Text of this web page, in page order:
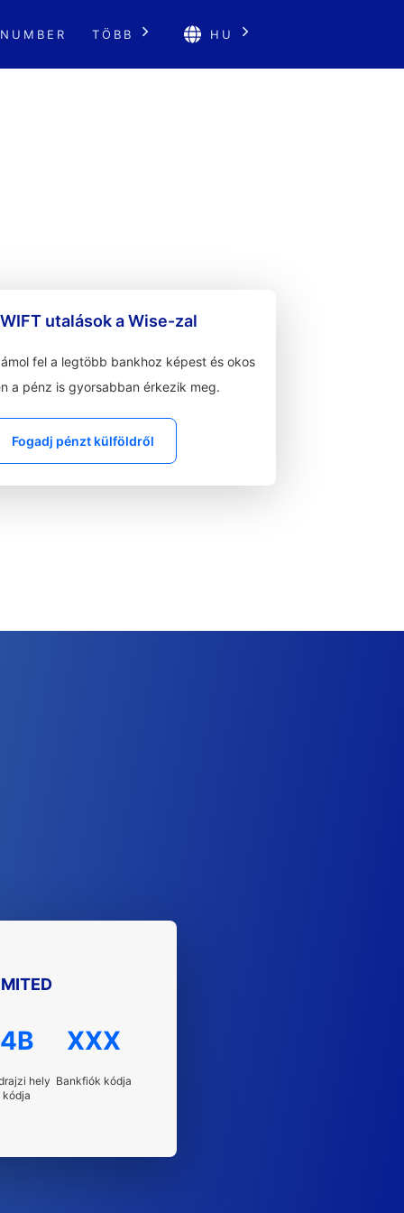
TÖBB HU
utalások a Wise-zal
fel a legtöbb bankhoz képest és okos
a pénz is gyorsabban érkezik meg.
Fogadj pénzt külföldről
4B
hely
kódja
XXX
Bankfiók kódja